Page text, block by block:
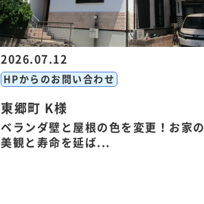
2026.07.12
HPからのお問い合わせ
東郷町 K様
ベランダ壁と屋根の色を変更！お家の
美観と寿命を延ば...